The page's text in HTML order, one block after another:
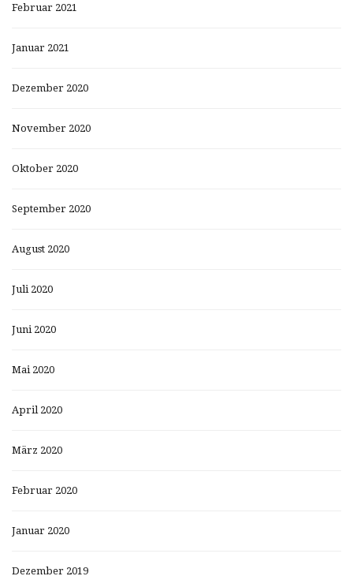
Februar 2021
Januar 2021
Dezember 2020
November 2020
Oktober 2020
September 2020
August 2020
Juli 2020
Juni 2020
Mai 2020
April 2020
März 2020
Februar 2020
Januar 2020
Dezember 2019